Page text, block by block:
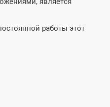
работы этот